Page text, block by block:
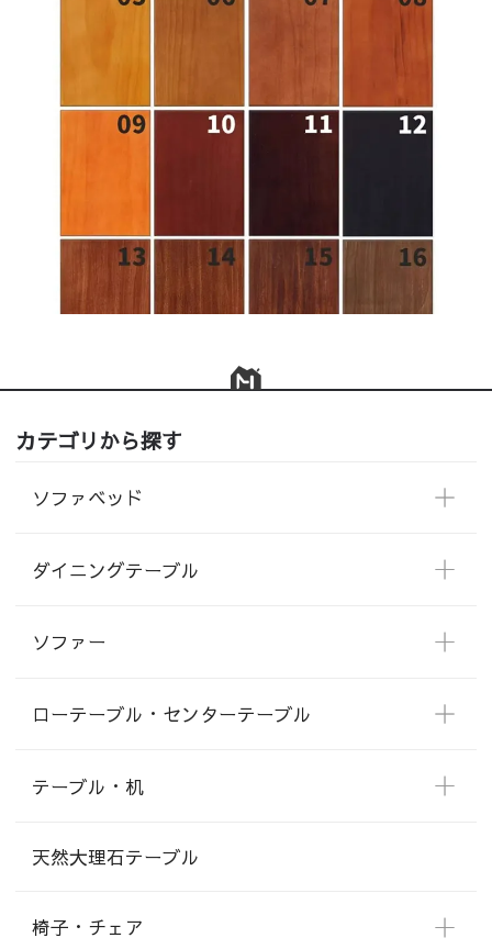
カテゴリから探す
ソファベッド
ダイニングテーブル
ソファー
ローテーブル・センターテーブル
テーブル・机
天然大理石テーブル
椅子・チェア